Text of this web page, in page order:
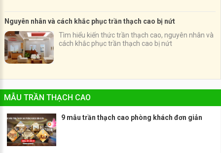
Nguyên nhân và cách khắc phục trần thạch cao bị nứt
Tìm hiểu kiến thức trần thạch cao, nguyên nhân và
cách khắc phục trần thạch cao bị nứt
MẪU TRẦN THẠCH CAO
9 mẫu trần thạch cao phòng khách đơn giản